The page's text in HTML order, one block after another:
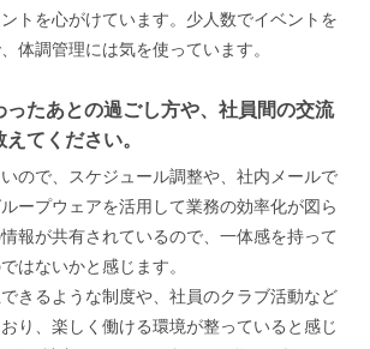
トを心がけています。少人数でイベントを
体調管理には気を使っています。
ったあとの過ごし方や、社員間の交流
てください。
ので、スケジュール調整や、社内メールで
ープウェアを活用して業務の効率化が図ら
報が共有されているので、一体感を持って
はないかと感じます。
きるような制度や、社員のクラブ活動など
り、楽しく働ける環境が整っていると感じ